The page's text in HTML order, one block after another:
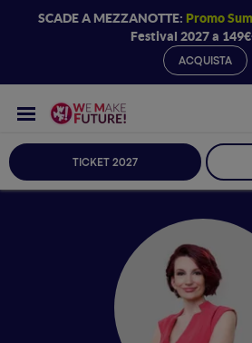
SCADE A MEZZANOTTE: Promo
Festival 2027 a
ACQUISTA
TICKET 2027